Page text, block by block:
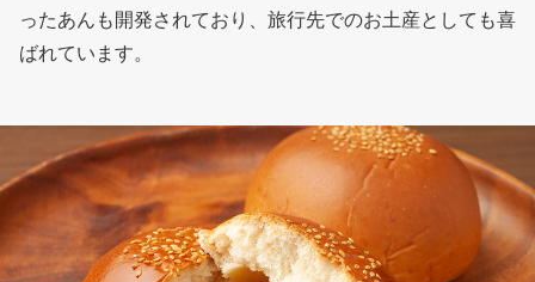
ったあんも開発されており、旅行先でのお土産としても喜
ばれています。